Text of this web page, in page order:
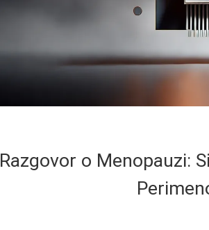
Razgovor o Menopauzi: